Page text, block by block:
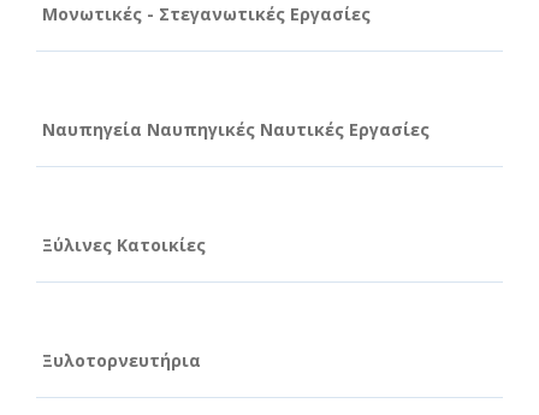
Μονωτικές - Στεγανωτικές Εργασίες
Ναυπηγεία Ναυπηγικές Ναυτικές Εργασίες
Ξύλινες Κατοικίες
Ξυλοτορνευτήρια